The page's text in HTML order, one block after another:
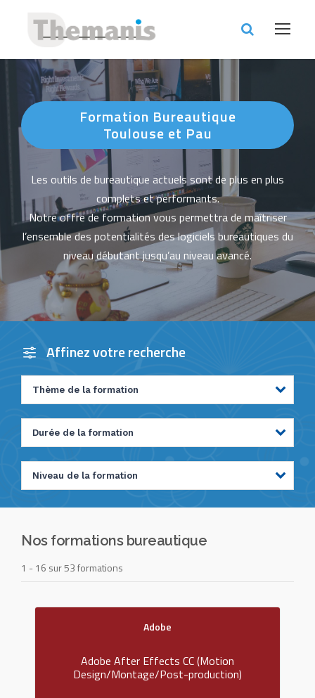
Formation Bureautique
Toulouse et Pau
Les outils de bureautique actuels sont de plus en plus
complets et performants.
Notre offre de formation vous permettra de maîtriser
l’ensemble des potentialités des logiciels bureautiques du
niveau débutant jusqu’au niveau avancé.
Affinez votre recherche
Nos formations bureautique
1 - 16 sur 53 formations
Adobe
Adobe After Effects CC (Motion
Design/Montage/Post-production)